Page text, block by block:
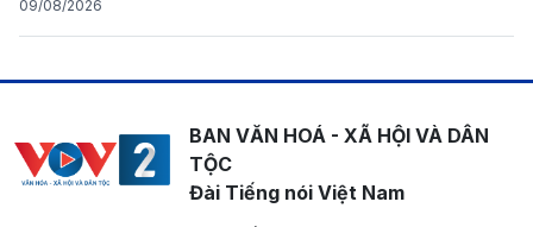
09/08/2026
BAN VĂN HOÁ - XÃ HỘI VÀ DÂN
TỘC
Đài Tiếng nói Việt Nam